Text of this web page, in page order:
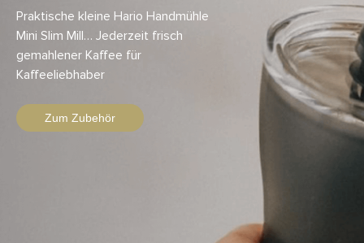
Praktische kleine Hario Handmühle
Mini Slim Mill… Jederzeit frisch
gemahlener Kaffee für
Kaffeeliebhaber
Zum Zubehör